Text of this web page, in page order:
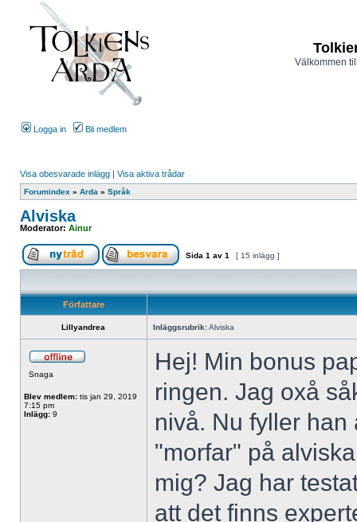
Välkommen
Logga in Bli medlem
Visa obesvarade inlägg | Visa aktiva trådar
Forumindex » Arda » Språk
Alviska
Moderator: Ainur
Sida 1 av 1 [ 15 inlägg ]
Författare
Lillyandrea Inläggsrubrik:Alviska
Snaga
Blev medlem: tis jan 29, 2019
7:15 pm
Inlägg: 9
Hej! Min bonus
ringen. Jag oxå
nivå. Nu fyller
"morfar" på
mig? Jag har
att det finns